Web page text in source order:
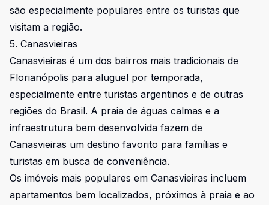
são especialmente populares entre os turistas que
visitam a região.
5. Canasvieiras
Canasvieiras é um dos bairros mais tradicionais de
Florianópolis para aluguel por temporada,
especialmente entre turistas argentinos e de outras
regiões do Brasil. A praia de águas calmas e a
infraestrutura bem desenvolvida fazem de
Canasvieiras um destino favorito para famílias e
turistas em busca de conveniência.
Os imóveis mais populares em Canasvieiras incluem
apartamentos bem localizados, próximos à praia e ao